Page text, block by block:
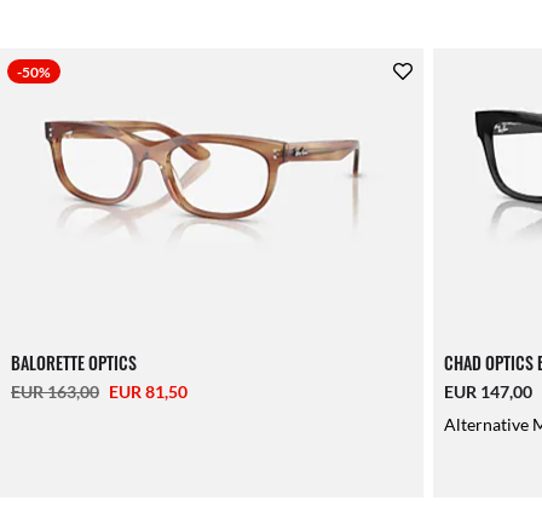
-50%
BALORETTE OPTICS
EUR 163,00 EUR 81,50
CHAD OPTICS
EUR 147,00
Alternative